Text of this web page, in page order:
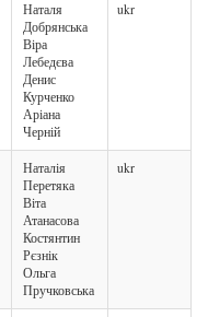
Наталя
Добрянська
Віра
Лебедєва
Денис
Курченко
Аріана
Черній
ukr
Наталія
Перетяка
Віта
Атанасова
Костянтин
Рєзнік
Ольга
Пручковська
ukr